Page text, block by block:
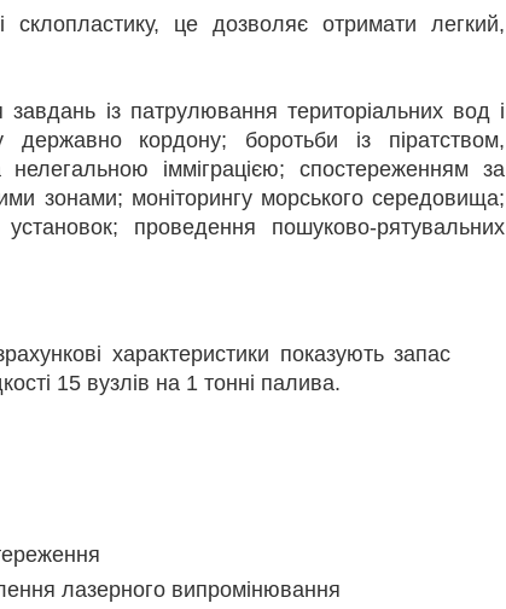
склопластику, це дозволяє отримати легкий,
із патрулювання територіальних вод і
державно кордону; боротьби із піратством,
імміграцією; спостереженням за
зонами; моніторингу морського середовища;
проведення пошуково-рятувальних
характеристики показують запас
15 вузлів на 1 тонні палива.
лазерного випромінювання